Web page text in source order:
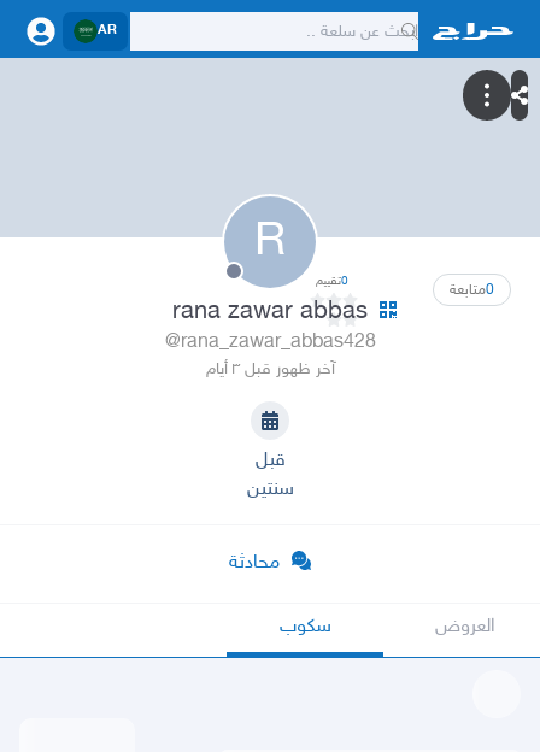
AR
R
0متابعة 0تقييم
rana zawar abbas
@rana_zawar_abbas428
آخر ظهور قبل ٣ أيام
قبل
سنتين
محادثة
العروض سكوب